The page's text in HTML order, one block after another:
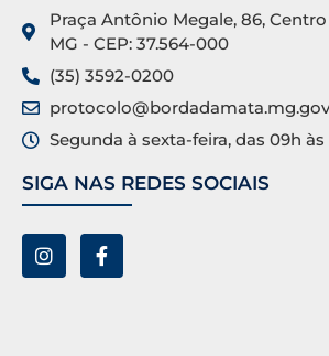
Praça Antônio Megale, 86,
MG - CEP: 37.564-000
(35) 3592-0200
Segunda à sexta-feira, das 09h às
SIGA NAS REDES SOCIAIS